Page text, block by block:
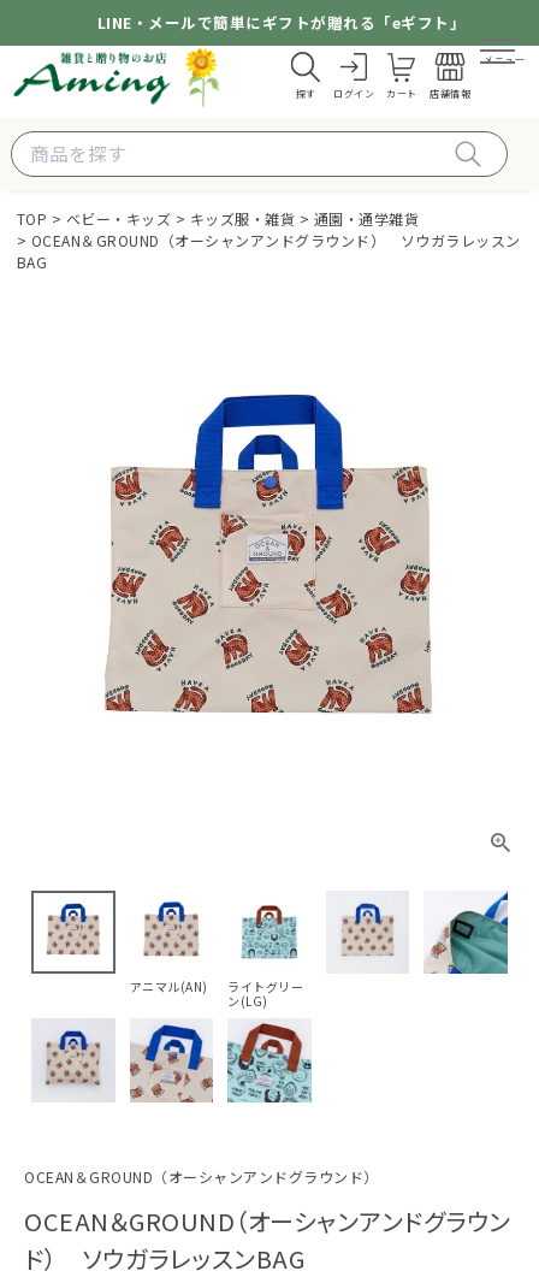
LINE・メールで簡単にギフトが贈れる「eギフト」
探す ログイン カート 店舗情報
メニュー
TOP ベビー・キッズ キッズ服・雑貨
通園・通学雑貨
OCEAN＆GROUND（オーシャンアンドグラウンド） ソウガラレッスン
BAG
アニマル(AN)
ライトグリー
ン(LG)
OCEAN＆GROUND（オーシャンアンドグラウンド）
OCEAN＆GROUND（オーシャンアンドグラウン
ド） ソウガラレッスンBAG